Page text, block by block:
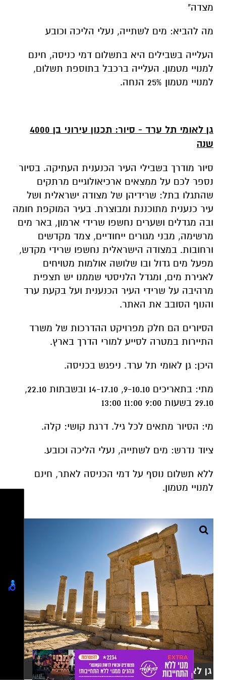
מצדה"
מה להביא: מים לשתייה, נעלי הליכה וכובע
העלייה בשבילים היא בתשלום דמי כניסה, חינם
למנויי מטמון. העלייה ברכבל בתוספת תשלום,
למנויי מטמון 25% הנחה.
גן לאומי תל ערד - סיור: תכנון עירוני בן 4000
שנה
סיור מודרך בשבילי העיר הכנענית העתיקה. בסיור
נספר לכם על ממצאים ארכיאולוגיים מרתקים
שהתגלו בתל: שרידיהן של מצודה ישראלית ושל
עיר כנענית מתוכננת ומבוצרת. בעיר המוקפת חומה
ובה מגדלים ושערים נחשפו שרידי ארמון, באר מים
מרשימה, מבני מגורים ייחודיים, צמד מקדשים
ורחובות. במצודה הישראלית נחשפו שרידי מקדש,
מפעל מים גדול ובו שלושה אולמות מטויחים
לאגירת מים, ומגדל הלניסטי שממנו יש תצפית
מרהיבה על שרידי העיר הכנענית ועל בקעת ערד
והנוף הסובב את האתר.
הסיורים הם חלק מפרויקט ההדרכות של משרד
התיירות במטרה לסייע למורי הדרך בארץ.
היכן: גן לאומי תל ערד. ניפגש בכניסה.
מתי: בתאריכים 9-10.10, 14-17.10 ובשבתות 22.10,
29.10 בשעות 9:00 11:00 13:00
מי: הסיור מתאים לכל גיל. דרגת קושי: קלה.
ציוד נדרש: מים לשתייה, נעלי הליכה וכובע.
ללא תשלום נוסף על דמי הכניסה לאתר, חינם
למנויי מטמון.
גן לאומי עבדת צילום דורון ניסים